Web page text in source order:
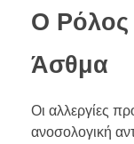
Ο Ρόλος
Άσθμα
Οι αλλεργίες
ανοσολογική